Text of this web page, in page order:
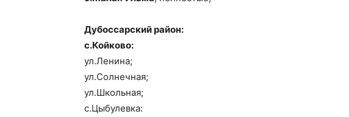
Дубоссарский район:
с.Койково:
ул.Ленина;
ул.Солнечная;
ул.Школьная;
с.Цыбулевка: